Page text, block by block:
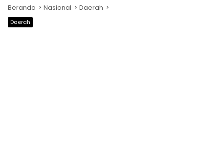
Beranda Nasional Daerah
Daerah